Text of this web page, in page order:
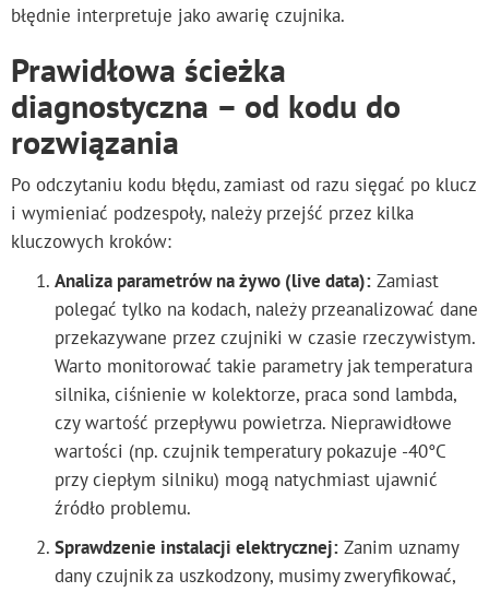
błędnie interpretuje jako awarię czujnika.
Prawidłowa ścieżka
diagnostyczna – od kodu do
rozwiązania
Po odczytaniu kodu błędu, zamiast od razu sięgać po klucz
i wymieniać podzespoły, należy przejść przez kilka
kluczowych kroków:
Analiza parametrów na żywo (live data): Zamiast
polegać tylko na kodach, należy przeanalizować dane
przekazywane przez czujniki w czasie rzeczywistym.
Warto monitorować takie parametry jak temperatura
silnika, ciśnienie w kolektorze, praca sond lambda,
czy wartość przepływu powietrza. Nieprawidłowe
wartości (np. czujnik temperatury pokazuje -40°C
przy ciepłym silniku) mogą natychmiast ujawnić
źródło problemu.
Sprawdzenie instalacji elektrycznej: Zanim uznamy
dany czujnik za uszkodzony, musimy zweryfikować,